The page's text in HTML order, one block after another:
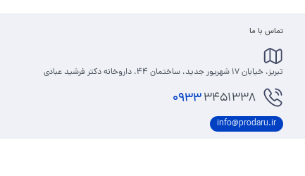
تماس با ما
تبریز، خیابان 17 شهریور جدید، ساختمان 44، داروخانه دکتر فرشید عبادی
09333451338
info@prodaru.ir